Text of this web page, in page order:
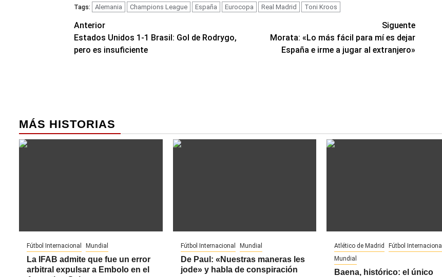
Tags: Alemania Champions League España Eurocopa Real Madrid Toni Kroos
Navegación
de
Anterior
Estados Unidos 1-1 Brasil: Gol de Rodrygo,
pero es insuficiente
Siguente
Morata: «Lo más fácil para mí es dejar
España e irme a jugar al extranjero»
MÁS HISTORIAS
Fútbol Internacional Mundial
La IFAB admite que fue un error
arbitral expulsar a Embolo en el
Fútbol Internacional Mundial
De Paul: «Nuestras maneras les
jode» y habla de conspiración
Atlético de Madrid
Fútbol Internacional
Mundial
Baena, histórico: el único